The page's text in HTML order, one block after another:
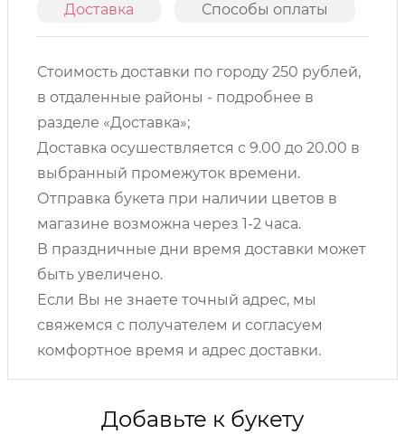
Доставка Способы оплаты
Стоимость доставки по городу 250 рублей,
в отдаленные районы - подробнее в
разделе «Доставка»;
Доставка осушествляется с 9.00 до 20.00 в
выбранный промежуток времени.
Отправка букета при наличии цветов в
магазине возможна через 1-2 часа.
В праздничные дни время доставки может
быть увеличено.
Если Вы не знаете точный адрес, мы
свяжемся с получателем и согласуем
комфортное время и адрес доставки.
Добавьте к букету